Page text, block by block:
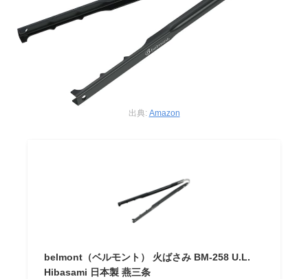
出典: Amazon
belmont（ベルモント） 火ばさみ BM-258 U.L.
Hibasami 日本製 燕三条